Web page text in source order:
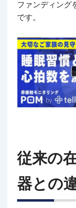
ファンディング
です。
従来の
器との